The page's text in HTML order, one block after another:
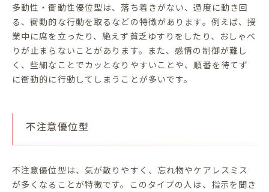
多動性・衝動性優位型は、落ち着きがない、過度に動き回
る、衝動的な行動を取るなどの特徴があります。例えば、授
業中に席を立ったり、絶えず貧乏ゆすりをしたり、おしゃべ
りが止まらないことがあります。また、感情の制御が難し
く、些細なことでカッとなりやすいことや、順番を待てず
に衝動的に行動してしまうことが多いです。
不注意優位型
不注意優位型は、気が散りやすく、忘れ物やケアレスミス
が多くなることが特徴です。このタイプの人は、指示を聞き